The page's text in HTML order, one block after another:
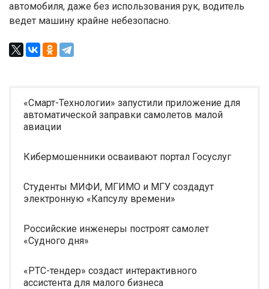
автомобиля, даже без использования рук, водитель
ведет машину крайне небезопасно.
«Смарт-Технологии» запустили приложение для
автоматической заправки самолетов малой
авиации
Кибермошенники осваивают портал Госуслуг
Студенты МИФИ, МГИМО и МГУ создадут
электронную «Капсулу времени»
Российские инженеры построят самолет
«Судного дня»
«РТС-тендер» создаст интерактивного
ассистента для малого бизнеса